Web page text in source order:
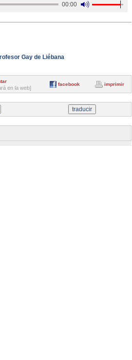
00:00
Gay de Liébana
en la web]
facebook imprimir